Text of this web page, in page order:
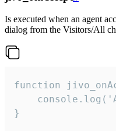
Is executed when an agent
dialog from the Visitors/All
function
}